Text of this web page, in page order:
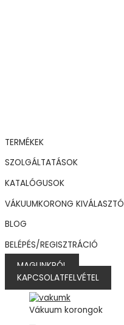
TERMÉKEK
SZOLGÁLTATÁSOK
KATALÓGUSOK
VÁKUUMKORONG KIVÁLASZTÓ
BLOG
BELÉPÉS/REGISZTRÁCIÓ
MAGUNKRÓL
KAPCSOLATFELVÉTEL
Vákuum korongok